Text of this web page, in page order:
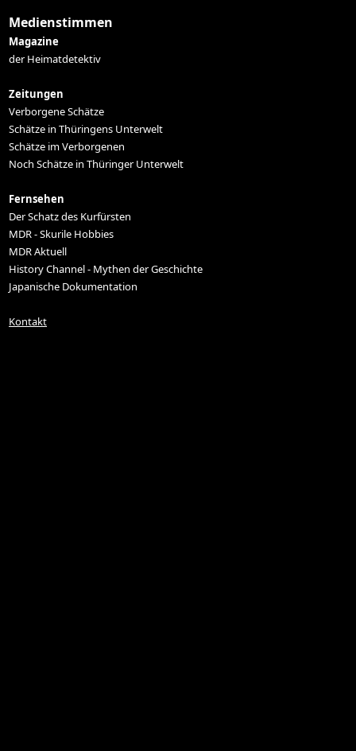
Medienstimmen
Magazine
der Heimatdetektiv
Zeitungen
Verborgene Schätze
Schätze in Thüringens Unterwelt
Schätze im Verborgenen
Noch Schätze in Thüringer Unterwelt
Fernsehen
Der Schatz des Kurfürsten
MDR - Skurile Hobbies
MDR Aktuell
History Channel - Mythen der Geschichte
Japanische Dokumentation
Kontakt